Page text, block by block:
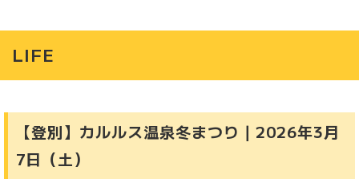
LIFE
【登別】カルルス温泉冬まつり｜2026年3月
7日（土）